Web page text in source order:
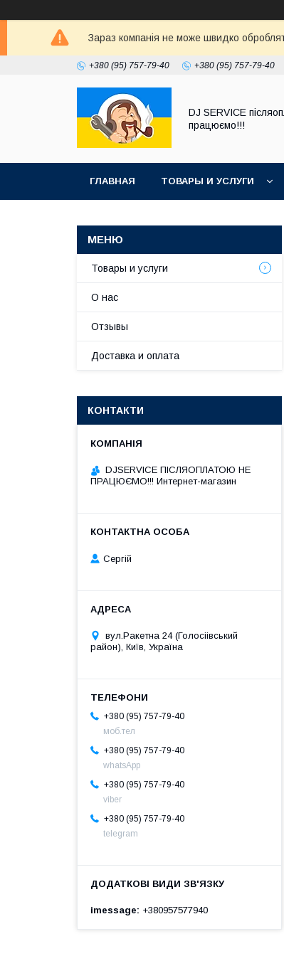
Зараз компанія не може швидко
+380 (95) 757-79-40 +380 (95) 757-79-40
DJ SERVICE
працюємо!!!
ГЛАВНАЯ ТОВАРЫ И УСЛУГИ
Товары и услуги
О нас
Отзывы
Доставка и оплата
КОНТАКТИ
DJSERVICE ПІСЛЯОПЛАТОЮ НЕ
ПРАЦЮЄМО!!! Интернет-магазин
Сергій
вул.Ракетна 24 (Голосіівський
район), Київ, Україна
+380 (95) 757-79-40
моб.тел
+380 (95) 757-79-40
whatsApp
+380 (95) 757-79-40
viber
+380 (95) 757-79-40
telegram
imessage +380957577940